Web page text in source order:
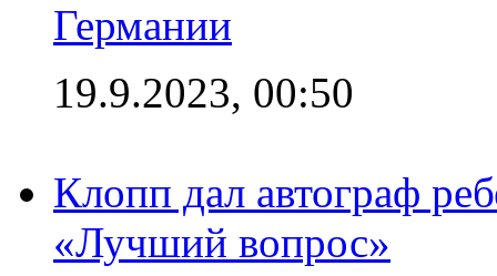
Германии
19.9.2023, 00:50
Клопп дал автограф
«Лучший вопрос»